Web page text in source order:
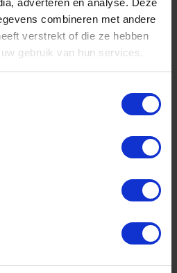
combineren met andere
verstrekt of die ze hebben
gebruik van hun services.
1 tot meerdere werkdagen
van 1 Stuk
+